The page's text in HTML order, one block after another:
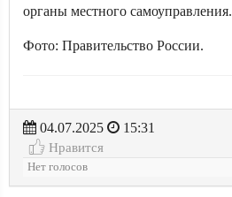
органы местного самоуправления.
Фото: Правительство России.
04.07.2025
15:31
Нравится
Нет голосов